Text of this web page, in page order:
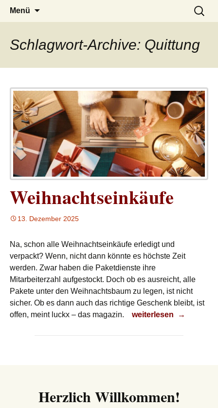
LUCKX
– das Magazin
Menü
Suchen
nach:
Schlagwort-Archive: Quittung
Weihnachtseinkäufe
13. Dezember 2025
Na, schon alle Weihnachtseinkäufe erledigt und
verpackt? Wenn, nicht dann könnte es höchste Zeit
werden. Zwar haben die Paketdienste ihre
Mitarbeiterzahl aufgestockt. Doch ob es ausreicht, alle
Pakete unter den Weihnachtsbaum zu legen, ist nicht
sicher. Ob es dann auch das richtige Geschenk bleibt, ist
offen, meint luckx – das magazin.
Weihnachtseinkäufe
weiterlesen →
Herzlich Willkommen!